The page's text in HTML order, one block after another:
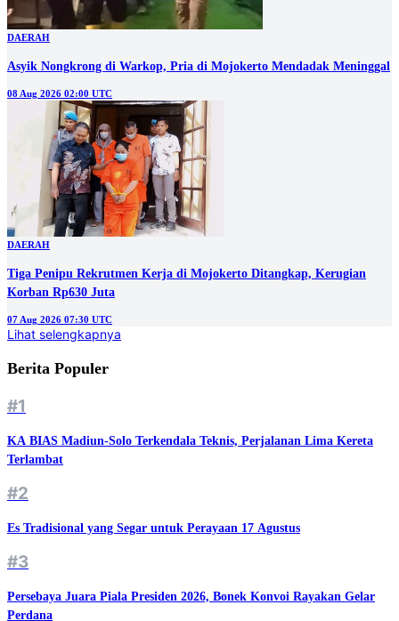
DAERAH
Asyik Nongkrong di Warkop, Pria di Mojokerto Mendadak Meninggal
08 Aug 2026 02:00 UTC
DAERAH
Tiga Penipu Rekrutmen Kerja di Mojokerto Ditangkap, Kerugian
Korban Rp630 Juta
07 Aug 2026 07:30 UTC
Lihat selengkapnya
Berita Populer
#1
KA BIAS Madiun-Solo Terkendala Teknis, Perjalanan Lima Kereta
Terlambat
#2
Es Tradisional yang Segar untuk Perayaan 17 Agustus
#3
Persebaya Juara Piala Presiden 2026, Bonek Konvoi Rayakan Gelar
Perdana